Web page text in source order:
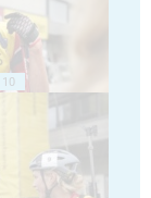
10